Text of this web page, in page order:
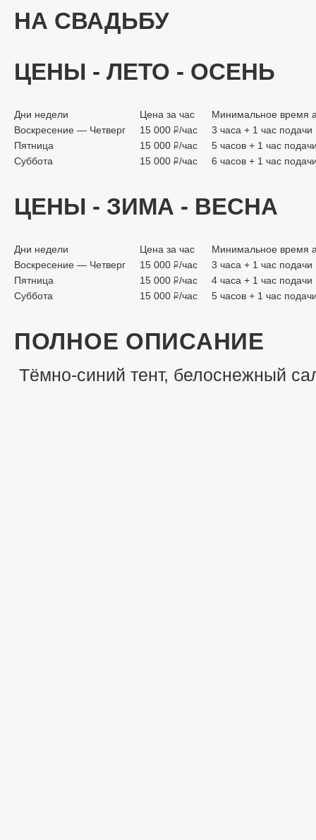
НА СВАДЬБУ
ЦЕНЫ - ЛЕТО - ОСЕНЬ
Дни недели Цена за час
Минимальное время
Воскресение — Четверг
Пятница
Суббота
15 000 руб.
/час
15 000 руб.
/час
15 000 руб.
/час
3 часа + 1 час подачи
5 часов + 1 час
6 часов + 1 час
ЦЕНЫ - ЗИМА - ВЕСНА
Дни недели Цена за час
Минимальное время
Воскресение — Четверг
Пятница
Суббота
15 000 руб.
/час
15 000 руб.
/час
15 000 руб.
/час
3 часа + 1 час подачи
4 часа + 1 час подачи
5 часов + 1 час
ПОЛНОЕ ОПИСАНИЕ
Тёмно-синий тент, белоснежный